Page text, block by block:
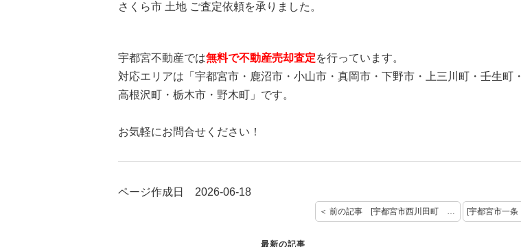
さくら市 土地 ご査定依頼を承りました。
宇都宮不動産では無料で不動産売却査定を行っています。
対応エリアは「宇都宮市・鹿沼市・小山市・真岡市・下野市・上三川町・壬生町・
高根沢町・栃木市・野木町」です。
お気軽にお問合せください！
ページ作成日 2026-06-18
＜ 前の記事 [宇都宮市西川田町 中古住宅ご成約おめでとうございます]
最新の記事